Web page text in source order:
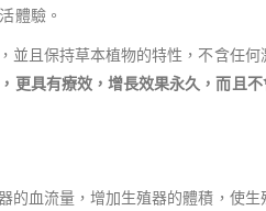
體驗。
並且保持草本植物的特性，不含任
更具有療效，增長效果永久，而且
的血流量，增加生殖器的體積，使